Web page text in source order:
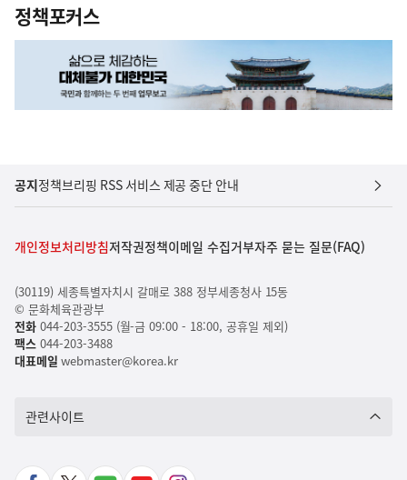
정책포커스
공지정책브리핑 RSS 서비스 제공 중단 안내
개인정보처리방침저작권정책이메일 수집거부자주 묻는 질문(FAQ)
(30119) 세종특별자치시 갈매로 388 정부세종청사 15동
© 문화체육관광부
전화044-203-3555 (월-금 09:00 - 18:00, 공휴일 제외)
팩스 044-203-3488
대표메일 webmaster@korea.kr
관련사이트